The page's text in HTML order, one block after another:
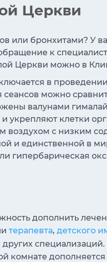
Церкви
или бронхитами? У
к
Церкви можно в
в
можно
валунами
укрепляют клетки
воздухом с низким
и единственной в
гипербарическая
дополнить
терапевта, детского
других
комнате